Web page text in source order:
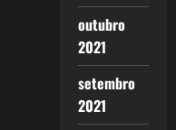
outubro
2021
setembro
2021